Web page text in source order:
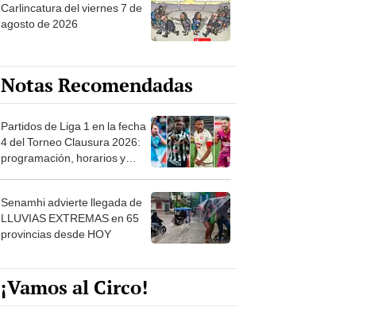
Carlincatura del viernes 7 de
agosto de 2026
Notas Recomendadas
Partidos de Liga 1 en la fecha
4 del Torneo Clausura 2026:
programación, horarios y
Senamhi advierte llegada de
LLUVIAS EXTREMAS en 65
provincias desde HOY
¡Vamos al Circo!